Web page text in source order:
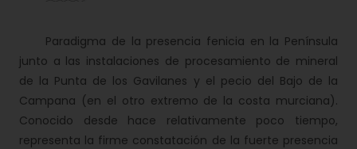
Paradigma de la presencia fenicia en la Península
junto a las instalaciones de procesamiento de mineral
de la Punta de los Gavilanes y el pecio del Bajo de la
Campana (en el otro extremo de la costa murciana).
Conocido desde hace relativamente poco tiempo,
representa la firme constatación de la fuerte presencia